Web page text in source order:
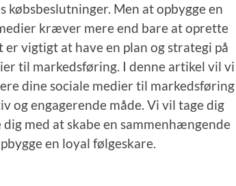
købsbeslutninger. Men at opbygge en
kræver mere end bare at oprette
vigtigt at have en plan og strategi på
til markedsføring. I denne artikel vil vi
dine sociale medier til markedsføring
og engagerende måde. Vi vil tage dig
med at skabe en sammenhængende
en loyal følgeskare.